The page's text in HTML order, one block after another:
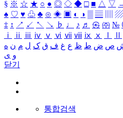
§ ※ ☆ ★ ○ ● ◎ ◇ ◆ □ ■ △ ▽
♠ ♡ ♥ ♧ ♣ ⊙ ◈ ▣ ◐ ◑ ▒ ▤ ▨
‡ ↕ ↗ ↙ ↖ ↘ ♭ ♩ ♪ ♬ ㉿ ㈜ №
ⅰ
ⅱ ⅲ ⅳ ⅴ ⅵ ⅶ ⅷ ⅸ ⅹ
ص ض ط ظ ع غ ف ق ک ل م ن ه
و ی
닫기
통합검색